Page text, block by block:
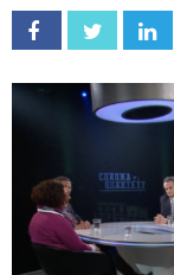
Facebook Twitter